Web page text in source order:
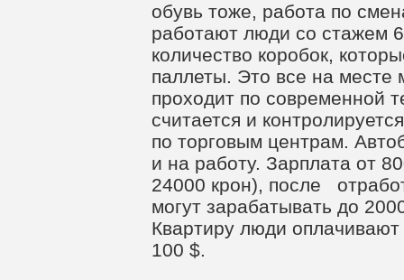
обувь тоже, работа по
работают люди со стажем
количество коробок,
паллеты. Это все на месте
проходит по современной
считается и
по торговым центрам.
и на работу. Зарплата от
24000 крон), после
могут зарабатывать до
Квартиру люди
100 $.